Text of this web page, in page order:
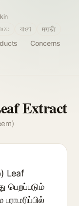
Concerns
বাংলা मराठी
Extract
Leaf
பெறப்படும்